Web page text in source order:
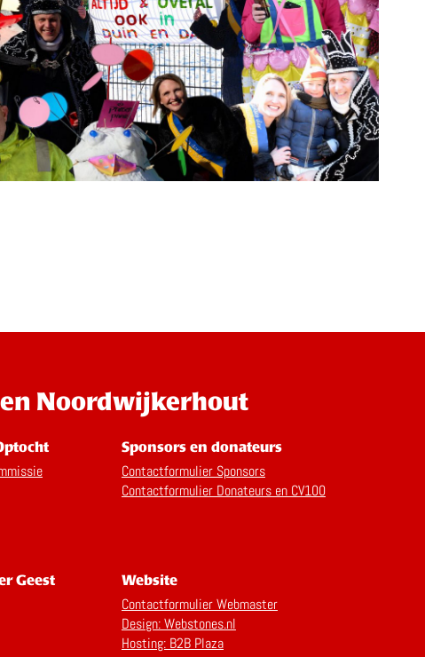
Noordwijkerhout
Sponsors en donateurs
Contactformulier Sponsors
Contactformulier Donateurs en CV100
Geest Website
Contactformulier Webmaster
Design: Webstones.nl
Hosting: B2B Plaza